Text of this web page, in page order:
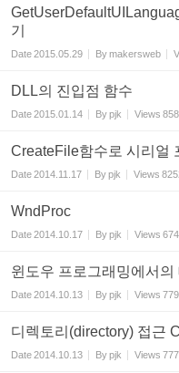
기
Date2015.05.29 Bymakersweb
DLL의 진입점 함수
Date2015.01.14 Bypjk Views
CreateFile함수로 시리얼
Date2014.11.17 Bypjk Views
WndProc
Date2014.10.17 Bypjk Views
윈도우 프로그래밍에서의
Date2014.10.13 Bypjk Views
디렉토리(directory) 접근
Date2014.10.13 Bypjk Views